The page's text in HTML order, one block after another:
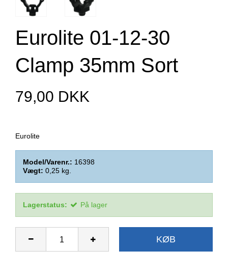
Eurolite 01-12-30
Clamp 35mm Sort
79,00 DKK
Eurolite
Model/Varenr.: 16398
Vægt: 0,25 kg.
Lagerstatus: På lager
KØB